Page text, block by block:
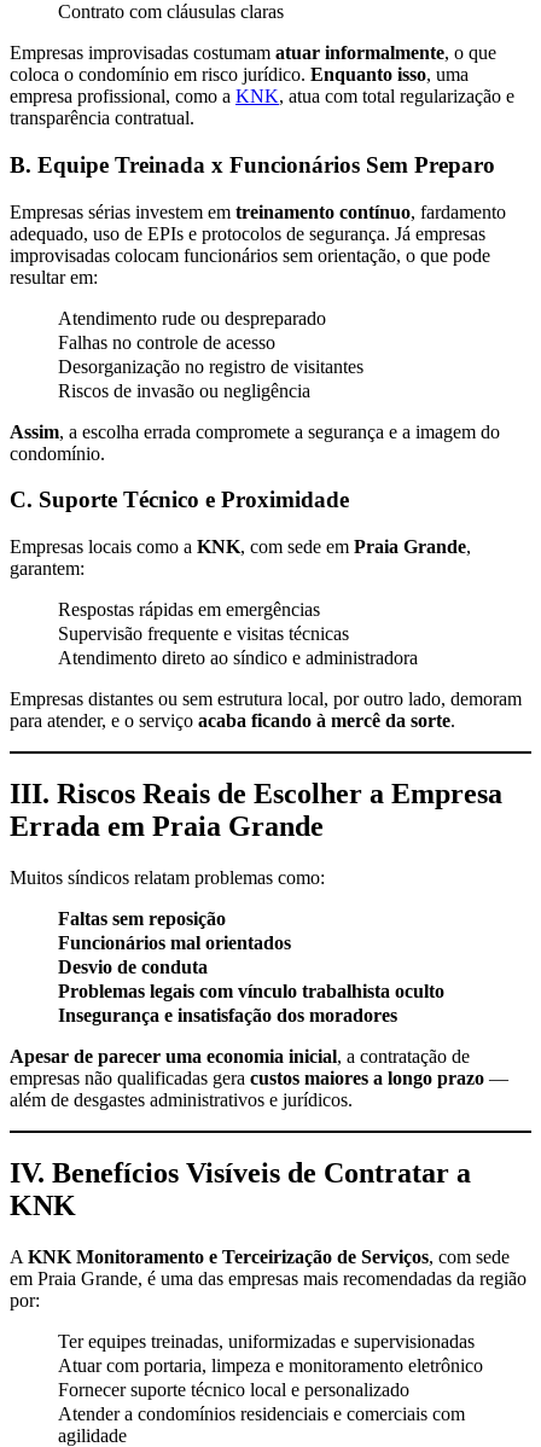
Contrato com cláusulas claras
Empresas improvisadas costumam atuar informalmente, o que
coloca o condomínio em risco jurídico. Enquanto isso, uma
empresa profissional, como a KNK, atua com total regularização e
transparência contratual.
B. Equipe Treinada x Funcionários Sem Preparo
Empresas sérias investem em treinamento contínuo, fardamento
adequado, uso de EPIs e protocolos de segurança. Já empresas
improvisadas colocam funcionários sem orientação, o que pode
resultar em:
Atendimento rude ou despreparado
Falhas no controle de acesso
Desorganização no registro de visitantes
Riscos de invasão ou negligência
Assim, a escolha errada compromete a segurança e a imagem do
condomínio.
C. Suporte Técnico e Proximidade
Empresas locais como a KNK, com sede em Praia Grande,
garantem:
Respostas rápidas em emergências
Supervisão frequente e visitas técnicas
Atendimento direto ao síndico e administradora
Empresas distantes ou sem estrutura local, por outro lado, demoram
para atender, e o serviço acaba ficando à mercê da sorte.
III. Riscos Reais de Escolher a Empresa
Errada em Praia Grande
Muitos síndicos relatam problemas como:
Faltas sem reposição
Funcionários mal orientados
Desvio de conduta
Problemas legais com vínculo trabalhista oculto
Insegurança e insatisfação dos moradores
Apesar de parecer uma economia inicial, a contratação de
empresas não qualificadas gera custos maiores a longo prazo —
além de desgastes administrativos e jurídicos.
IV. Benefícios Visíveis de Contratar a
KNK
A KNK Monitoramento e Terceirização de Serviços, com sede
em Praia Grande, é uma das empresas mais recomendadas da região
por:
Ter equipes treinadas, uniformizadas e supervisionadas
Atuar com portaria, limpeza e monitoramento eletrônico
Fornecer suporte técnico local e personalizado
Atender a condomínios residenciais e comerciais com
agilidade